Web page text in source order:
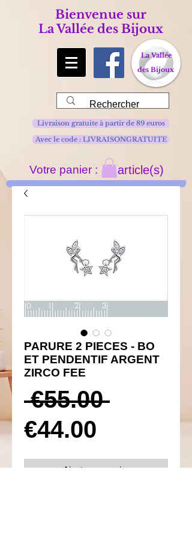
Bienvenue sur
La Vallée des Bijoux
La Vallée
des Bijoux
Avec le code : LIVRAISONGRATUITE
Livraison gratuite à partir de 89 euros
Votre panier : article(s)
PARURE 2 PIECES - BO
ET PENDENTIF ARGENT
ZIRCO FEE
€55.00 Prix
original
€44.00
Ajouter au panier